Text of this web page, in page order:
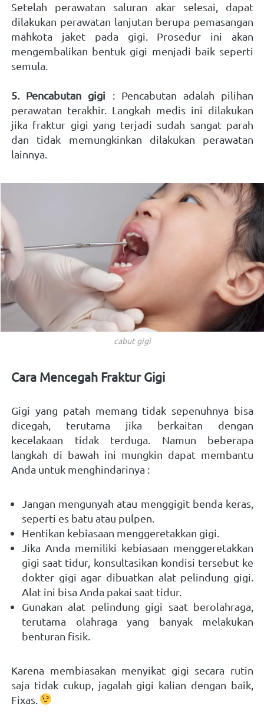
Setelah perawatan saluran akar selesai, dapat
dilakukan perawatan lanjutan berupa pemasangan
mahkota jaket pada gigi. Prosedur ini akan
mengembalikan bentuk gigi menjadi baik seperti
semula.
5. Pencabutan gigi : Pencabutan adalah pilihan
perawatan terakhir. Langkah medis ini dilakukan
jika fraktur gigi yang terjadi sudah sangat parah
dan tidak memungkinkan dilakukan perawatan
lainnya.
cabut gigi
Cara Mencegah Fraktur Gigi
Gigi yang patah memang tidak sepenuhnya bisa
dicegah, terutama jika berkaitan dengan
kecelakaan tidak terduga. Namun beberapa
langkah di bawah ini mungkin dapat membantu
Anda untuk menghindarinya :
Jangan mengunyah atau menggigit benda keras,
seperti es batu atau pulpen.
Hentikan kebiasaan menggeretakkan gigi.
Jika Anda memiliki kebiasaan menggeretakkan
gigi saat tidur, konsultasikan kondisi tersebut ke
dokter gigi agar dibuatkan alat pelindung gigi.
Alat ini bisa Anda pakai saat tidur.
Gunakan alat pelindung gigi saat berolahraga,
terutama olahraga yang banyak melakukan
benturan fisik.
Karena membiasakan menyikat gigi secara rutin
saja tidak cukup, jagalah gigi kalian dengan baik,
Fixas.